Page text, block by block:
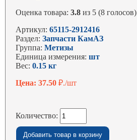
Оценка товара:3.8 из 5 (8 голосов)
Артикул:65115-2912416
Раздел:Запчасти КамАЗ
Группа:Метизы
Единица измерения:шт
Вес:0.15 кг
Цена: 37.50₽./шт
Количество: